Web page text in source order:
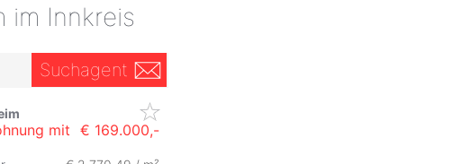
im Innkreis
Suchagent
mit € 169.000,-